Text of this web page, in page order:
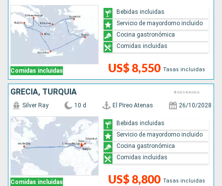
Comidas incluidas US$ 8,550 Tasas incluidas
Bebidas incluidas
Servicio de mayordomo incluido
Cocina gastronómica
Comidas incluidas
GRECIA, TURQUÍA
Comidas incluidas
Silver Ray 10 d El Pireo Atenas 26/10/2028
US$ 8,800 Tasas incluidas
Bebidas incluidas
Servicio de mayordomo incluido
Cocina gastronómica
Comidas incluidas